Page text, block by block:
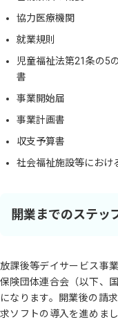
協力医療機関
就業規則
児童福祉法第21条の5
書
事業開始届
事業計画書
収支予算書
社会福祉施設等におけ
開業までのステ
放課後等デイサービス事
保険団体連合会（以下、
になります。開業後の請
求ソフトの導入を進めまし